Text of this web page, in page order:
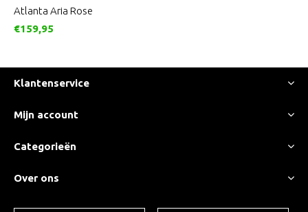
Atlanta Aria Rose
€159,95
Klantenservice
Mijn account
Categorieën
Over ons